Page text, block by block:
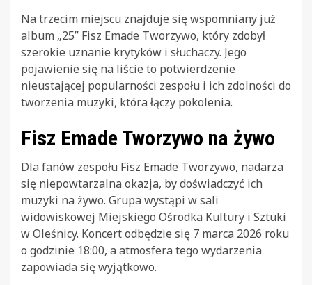
Na trzecim miejscu znajduje się wspomniany już
album „25” Fisz Emade Tworzywo, który zdobył
szerokie uznanie krytyków i słuchaczy. Jego
pojawienie się na liście to potwierdzenie
nieustającej popularności zespołu i ich zdolności do
tworzenia muzyki, która łączy pokolenia.
Fisz Emade Tworzywo na żywo
Dla fanów zespołu Fisz Emade Tworzywo, nadarza
się niepowtarzalna okazja, by doświadczyć ich
muzyki na żywo. Grupa wystąpi w sali
widowiskowej Miejskiego Ośrodka Kultury i Sztuki
w Oleśnicy. Koncert odbędzie się 7 marca 2026 roku
o godzinie 18:00, a atmosfera tego wydarzenia
zapowiada się wyjątkowo.